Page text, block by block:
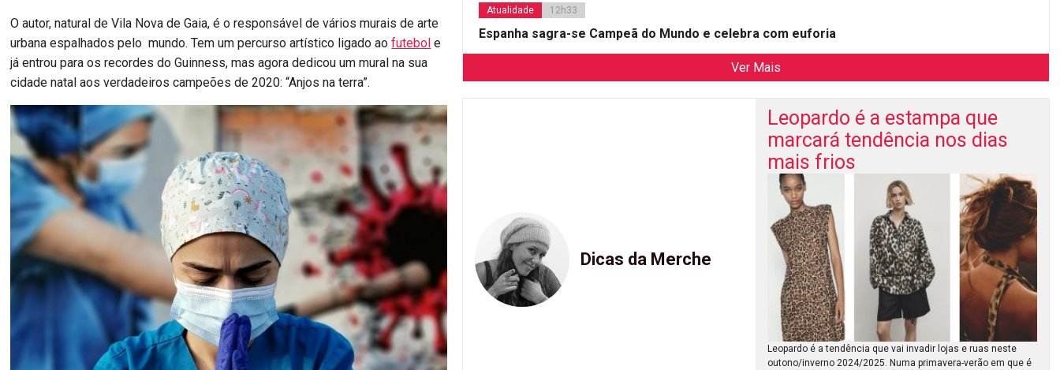
O autor, natural de Vila Nova de Gaia, é o responsável de vários murais de arte
urbana espalhados pelo mundo. Tem um percurso artístico ligado aofutebol e
já entrou para os recordes do Guinness, mas agora dedicou um mural na sua
cidade natal aos verdadeiros campeões de 2020: “Anjos na terra”.
Atualidade 12h33
Espanha sagra-se Campeã do Mundo e celebra com euforia
Ver Mais
Dicas da Merche
Leopardo é a estampa que
marcará tendência nos dias
mais frios
Leopardo é a tendência que vai invadir lojas e ruas neste
outono/inverno 2024/2025. Numa primavera-verão em que é